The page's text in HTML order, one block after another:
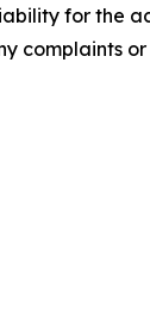
for the
complaints